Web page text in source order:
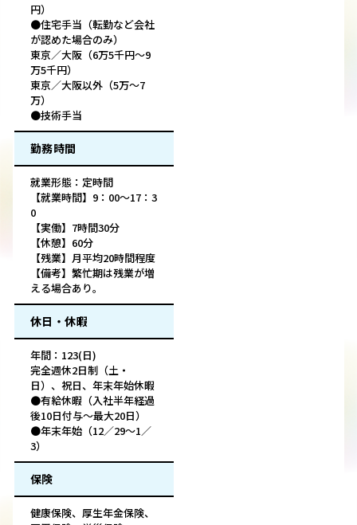
円）
●住宅手当（転勤など会社
が認めた場合のみ）
東京／大阪（6万5千円～9
万5千円）
東京／大阪以外（5万～7
万）
●技術手当
勤務時間
就業形態：定時間
【就業時間】9：00～17：3
0
【実働】7時間30分
【休憩】60分
【残業】月平均20時間程度
【備考】繁忙期は残業が増
える場合あり。
休日・休暇
年間：123(日)
完全週休2日制（土・
日）、祝日、年末年始休暇
●有給休暇（入社半年経過
後10日付与～最大20日）
●年末年始（12／29～1／
3）
保険
健康保険、厚生年金保険、